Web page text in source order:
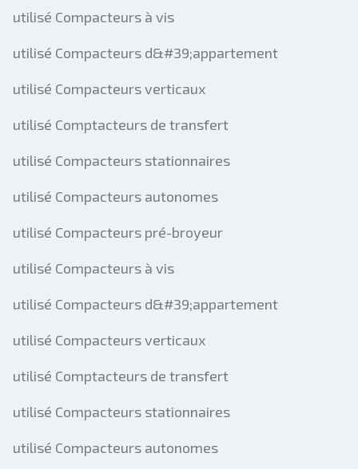
utilisé Compacteurs à vis
utilisé Compacteurs d&#39;appartement
utilisé Compacteurs verticaux
utilisé Comptacteurs de transfert
utilisé Compacteurs stationnaires
utilisé Compacteurs autonomes
utilisé Compacteurs pré-broyeur
utilisé Compacteurs à vis
utilisé Compacteurs d&#39;appartement
utilisé Compacteurs verticaux
utilisé Comptacteurs de transfert
utilisé Compacteurs stationnaires
utilisé Compacteurs autonomes